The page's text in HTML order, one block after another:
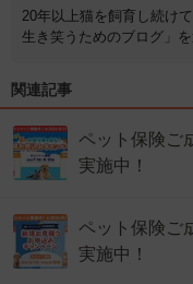
20年以上猫を飼育し続け
生き笑うためのブログ」を
関連記事
ペット保険ご
実施中！
ペット保険ご
実施中！